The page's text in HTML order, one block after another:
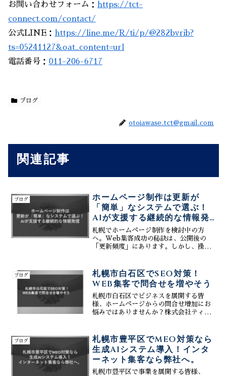
お問い合わせフォーム：
https://tct-
connect.com/contact/
公式LINE：
https://line.me/R/ti/p/@282bvrib?
ts=05241127&oat_content=url
電話番号： 011-206-6717
ブログ
otoiawase.tct@gmail.com
関連記事
ブログ
ホームページ制作は更新が
「簡単」なシステムで選ぶ！
AIが支援する継続的な情報発
信
札幌でホームページ制作を検討中の方
へ。Web集客成功の秘訣は、公開後の
「更新頻度」にあります。しかし、操作
せん。この記事では、専門知識ゼロでも
簡単に更新できるシステム（CMS）の選
び方と、文章作成をAIがサポートする最
新の運用術を解説します。株式会社ティ
ーコネクトなら、誰でもストレスなく情
報を発信し続けられ、MEO・SEO効果を
ブログ
札幌市白石区でSEO対策！
WEB集客で問合せを増やそう
札幌市白石区でビジネスを展開する皆
様、ホームページからの問合せ増加にお
悩みではありませんか？株式会社ティー
現します。効果的なSEO対策で検索上位
表示を実現し、ホーム...
ブログ
札幌市豊平区でMEO対策なら
生成AIシステム導入！インタ
ーネット集客なら弊社へ。
札幌市豊平区で事業を展開する皆様、